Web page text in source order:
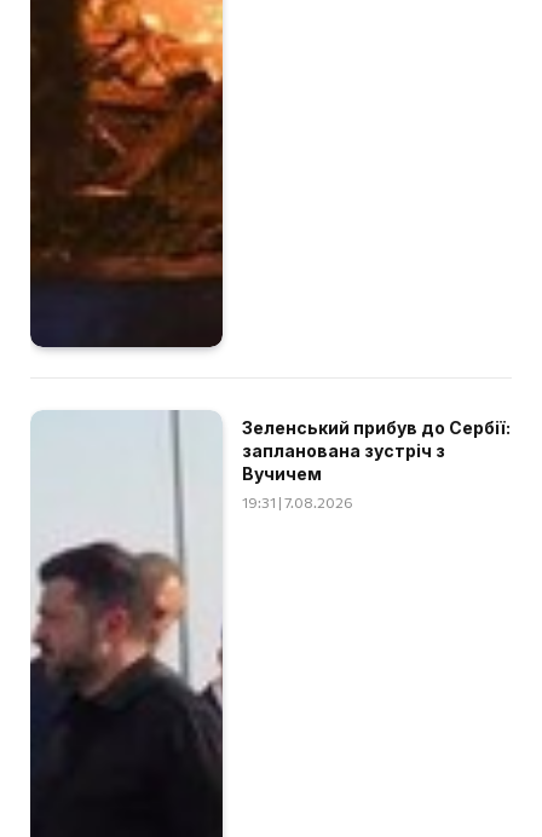
Зеленський прибув до Сербії:
запланована зустріч з
Вучичем
19:31 | 7.08.2026